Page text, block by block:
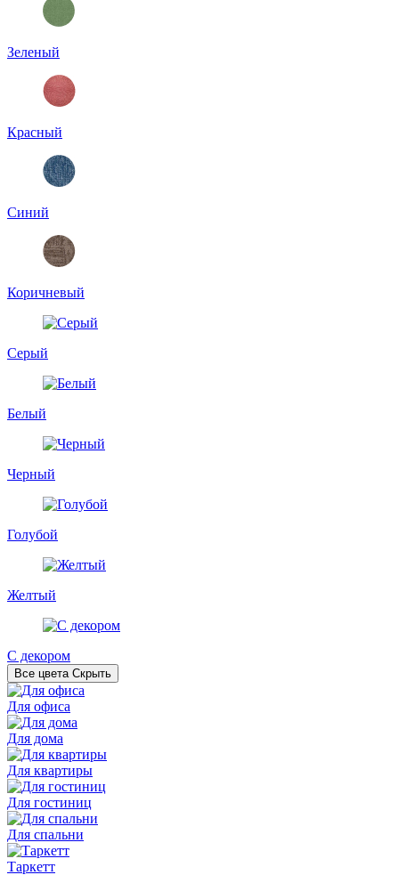
Зеленый
Красный
Синий
Коричневый
Серый
Белый
Черный
Голубой
Желтый
С декором
Все цвета Скрыть
Для офиса
Для дома
Для квартиры
Для гостиниц
Для спальни
Таркетт